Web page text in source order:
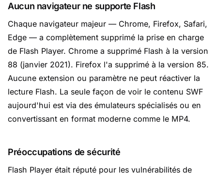
Aucun navigateur ne supporte Flash
Chaque navigateur majeur — Chrome, Firefox, Safari,
Edge — a complètement supprimé la prise en charge
de Flash Player. Chrome a supprimé Flash à la version
88 (janvier 2021). Firefox l'a supprimé à la version 85.
Aucune extension ou paramètre ne peut réactiver la
lecture Flash. La seule façon de voir le contenu SWF
aujourd'hui est via des émulateurs spécialisés ou en
convertissant en format moderne comme le MP4.
Préoccupations de sécurité
Flash Player était réputé pour les vulnérabilités de